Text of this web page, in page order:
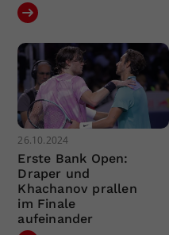
26.10.2024
Erste Bank Open:
Draper und
Khachanov prallen
im Finale
aufeinander